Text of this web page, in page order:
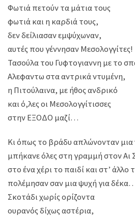
Φωτιά πετούν τα μάτια τους
φωτιά και η καρδιά τους,
δεν δείλιασαν εμψύχωναν,
αυτές που γέννησαν Μεσολογγίτες!
Τασούλα του Γυφτογιαννη με το
Αλεφαντω στα αντρικά ντυμένη,
η Πιτούλαινα, με ήθος ανδρικό
και ό,λες οι Μεσολογγίτισσες
στην ΕΞΟΔΟ μαζί…
Κι όπως το βράδυ απλώνονταν μια
μπήκανε όλες στη γραμμή στον
στο ένα χέρι το παιδί και στ’ άλλο
πολέμησαν σαν μια ψυχή για
Σκοτάδι χωρίς ορίζοντα
ουρανός δίχως αστέρια,